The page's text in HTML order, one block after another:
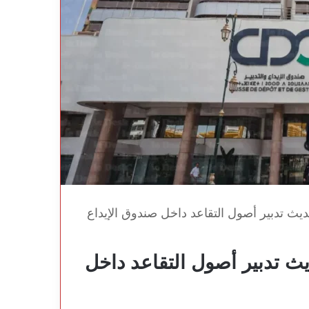
تدبير أصول التقاعد داخل صندوق الإيداع
تدبير أصول التقاعد داخل